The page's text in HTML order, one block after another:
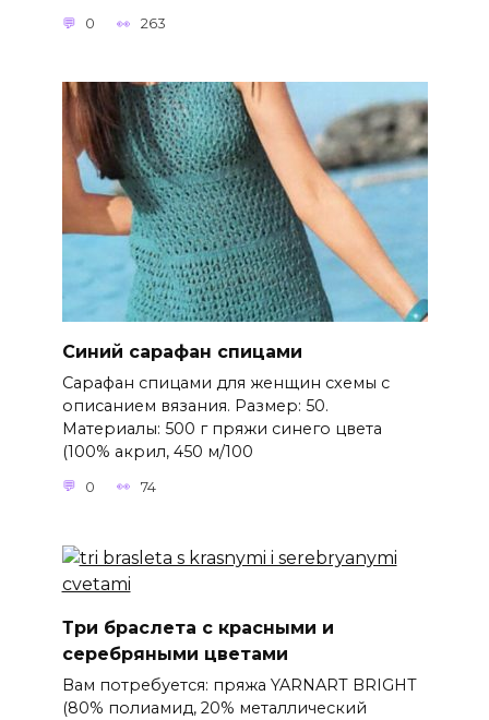
0 263
Синий сарафан спицами
Сарафан спицами для женщин схемы с
описанием вязания. Размер: 50.
Материалы: 500 г пряжи синего цвета
(100% акрил, 450 м/100
0 74
Три браслета с красными и
серебряными цветами
Вам потребуется: пряжа YARNART BRIGHT
(80% полиамид, 20% металлический